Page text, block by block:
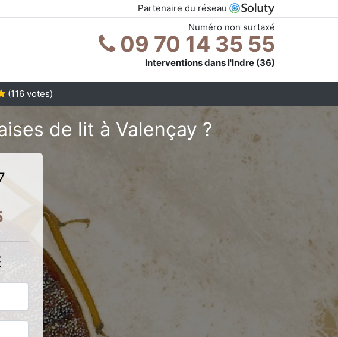
Partenaire du réseau
Numéro non surtaxé
09 70 14 35 55
Interventions dans l'Indre (36)
(116 votes)
de lit à Valençay ?